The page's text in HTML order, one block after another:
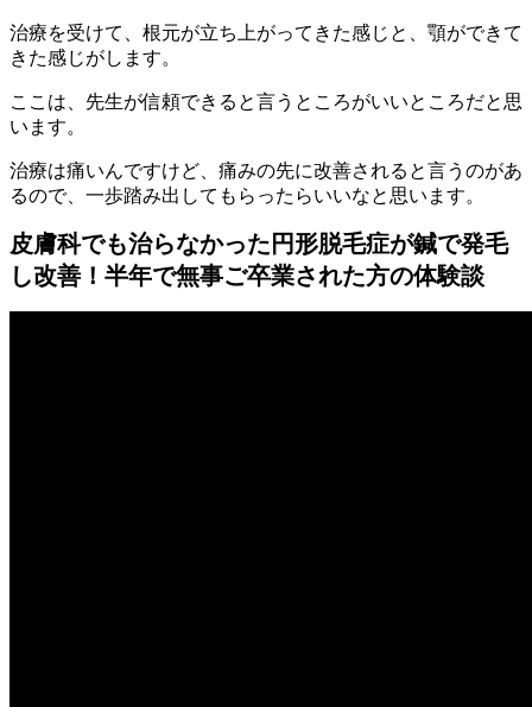
治療を受けて、根元が立ち上がってきた感じと、顎ができて
きた感じがします。
ここは、先生が信頼できると言うところがいいところだと思
います。
治療は痛いんですけど、痛みの先に改善されると言うのがあ
るので、一歩踏み出してもらったらいいなと思います。
皮膚科でも治らなかった円形脱毛症が鍼で発毛
し改善！半年で無事ご卒業された方の体験談